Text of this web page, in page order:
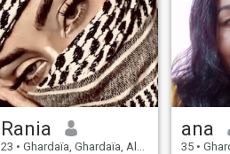
Rania
23 • Ghardaïa, Ghardaïa, Algerien
ana
35 •